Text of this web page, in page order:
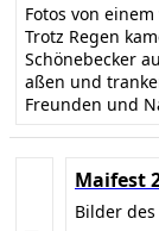
Fotos von
Trotz Regen
Schönebecker
aßen und
Freunden und
Maifest
Bilder